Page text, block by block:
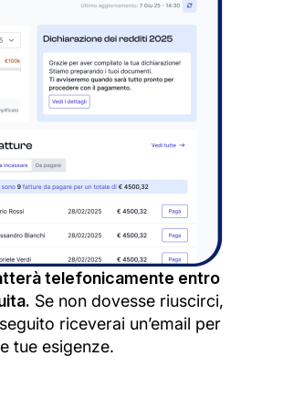
telefonicamente entro
Se non dovesse riuscirci,
riceverai un’email per
tue esigenze.